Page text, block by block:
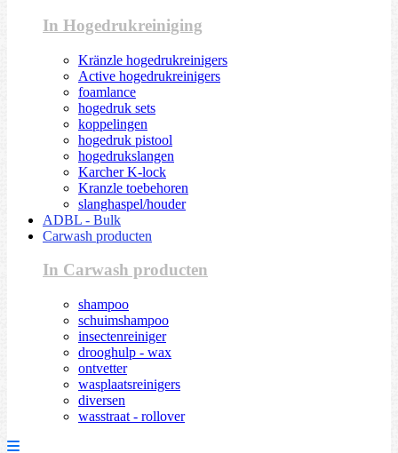
In Hogedrukreiniging
Kränzle hogedrukreinigers
Active hogedrukreinigers
foamlance
hogedruk sets
koppelingen
hogedruk pistool
hogedrukslangen
Karcher K-lock
Kranzle toebehoren
slanghaspel/houder
ADBL - Bulk
Carwash producten
In Carwash producten
shampoo
schuimshampoo
insectenreiniger
drooghulp - wax
ontvetter
wasplaatsreinigers
diversen
wasstraat - rollover